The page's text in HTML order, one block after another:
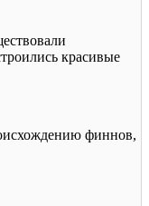
красивые
финнов,